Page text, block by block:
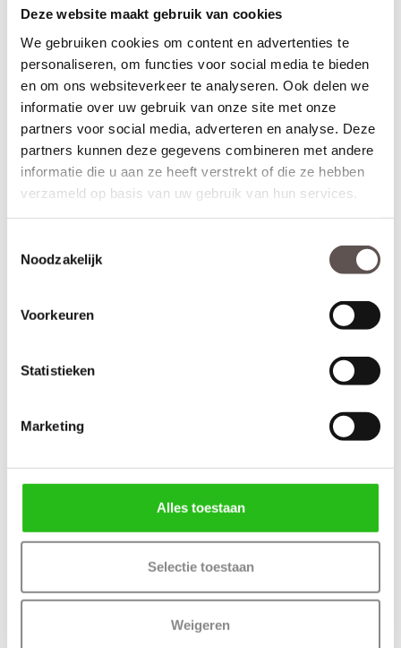
Deze website maakt gebruik van cookies
We gebruiken cookies om content en advertenties te
personaliseren, om functies voor social media te bieden
en om ons websiteverkeer te analyseren. Ook delen we
informatie over uw gebruik van onze site met onze
partners voor social media, adverteren en analyse. Deze
partners kunnen deze gegevens combineren met andere
informatie die u aan ze heeft verstrekt of die ze hebben
verzameld op basis van uw gebruik van hun services.
Noodzakelijk
Voorkeuren
Statistieken
Marketing
Alles toestaan
Selectie toestaan
Weigeren
Stompe Austria Naarden zonder glas deuren zijn aan beide
Eenopdekdeuris door de opdekranden alleen aan de onderzijde
10 mm in te korten. De garantie van 12 jaar blijft van kracht
binnen deze aangegeven marges.
Maatwerk is mogelijk als de gewenste afmeting meer afwijkt dan
de aangegeven marges of als je kiest voor het gemak van deuren
op maat. De prijs en keuze voor maatwerk zijn zichtbaar onder de
beschikbare afmetingen. De levertijd voor maatwerkdeuren is 29
werkdagen.
(Bewerkingen zoals een extra tochtvaldorpel verlengt de levertijd
met 3 werkdagen)
Kenmerken Austria Naarden zonder glas
Maatwerk mogelijk: Ja, 26 werkdagen levertijd
bovendorpel 10 mm
Deur samenstellen
Terug